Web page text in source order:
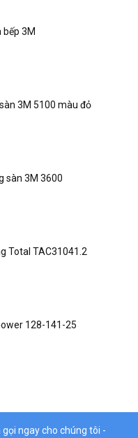
bếp 3M
3M 5100 màu đỏ
sàn 3M 3600
Total TAC31041.2
128-141-25
ngay cho chúng tôi -